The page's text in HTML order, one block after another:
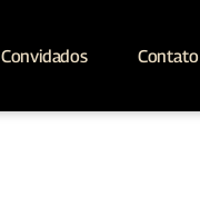
Convidados Contato